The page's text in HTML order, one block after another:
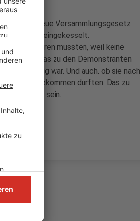
das neue Versammlungsgesetz
Stunden eingekesselt.
urinieren mussten, weil keine
das zu den Demonstranten
rechtswidrig war. Und auch, ob sie nach
bekommen durften. Das zu
sein.